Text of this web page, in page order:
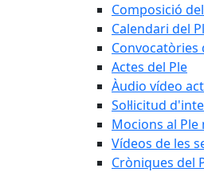
Composició
Calendari del
Convocatòries
Actes del Ple
Àudio vídeo
Sol·licitud
Mocions al Ple
Vídeos de les
Cròniques del